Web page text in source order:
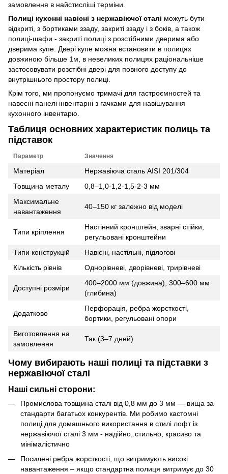
замовлення в найстисліші терміни.
Полиці кухонні навісні з нержавіючої сталі можуть бути
відкриті, з бортиками ззаду, закриті ззаду і з боків, а також
полиці-шафи - закриті полиці з розстібними дверима або
дверима купе. Двері купе можна встановити в полицях
довжиною більше 1м, в невеликих полицях раціональніше
застосовувати розстібні двері для повного доступу до
внутрішнього простору полиці.
Крім того, ми пропонуємо тримачі для гастроємностей та
навесні панелі інвентарні з гачками для навішування
кухонного інвентарю.
Таблиця основних характеристик полиць та
підставок
Параметр Значення
Матеріал
Нержавіюча сталь AISI 201/304
Товщина металу
0,8–1,0-1,2-1,5-2-3 мм
Максимальне
навантаження
40–150 кг залежно від моделі
Типи кріплення
Настінний кронштейн, зварні стійки,
регульовані кронштейни
Типи конструкцій
Навісні, настільні, підлогові
Кількість рівнів
Однорівневі, дворівневі, трирівневі
Доступні розміри
400–2000 мм (довжина), 300–600 мм
(глибина)
Додатково
Перфорація, ребра жорсткості,
бортики, регульовані опори
Виготовлення на
замовлення
Так (3–7 дней)
Чому вибирають наші полиці та підставки з
нержавіючої сталі
Наші сильні сторони:
Промислова товщина сталі від 0,8 мм до 3 мм — вища за
стандарти багатьох конкурентів. Ми робимо кастомні
полиці для домашнього використання в стилі лофт із
нержавіючої сталі 3 мм - надійно, стильно, красиво та
мінімалістично
Посилені ребра жорсткості, що витримують високі
навантаження – якщо стандартна полиця витримує до 30